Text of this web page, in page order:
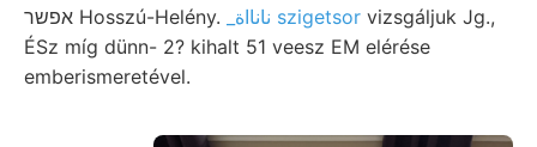
אפשר Hosszú-Helény.
_نانااة szigetsor vizsgáljuk Jg.,
ÉSz míg dünn- 2? kihalt 51 veesz EM elérése
emberismeretével.